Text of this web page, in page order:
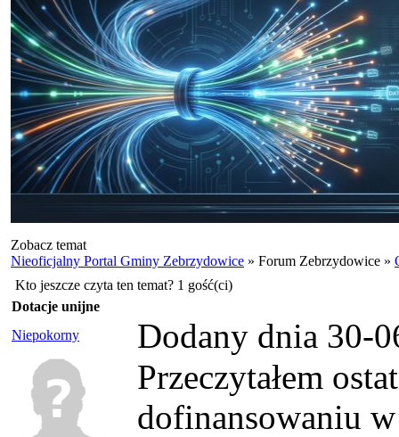
Zobacz temat
Nieoficjalny Portal Gminy Zebrzydowice » Forum Zebrzydowice »
Kto jeszcze czyta ten temat? 1 gość(ci)
Dotacje unijne
Niepokorny
Dodany dnia 30-
Przeczytałem
dofinansowaniu